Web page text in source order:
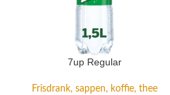
7up Regular
Frisdrank, sappen, koffie, thee